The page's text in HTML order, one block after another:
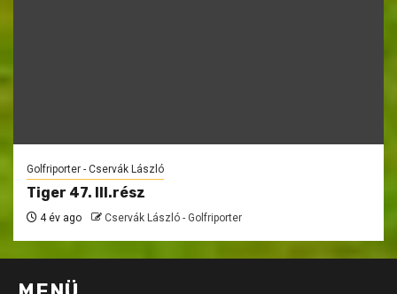
Golfriporter - Cservák László
Tiger 47. III.rész
4 év ago Cservák László - Golfriporter